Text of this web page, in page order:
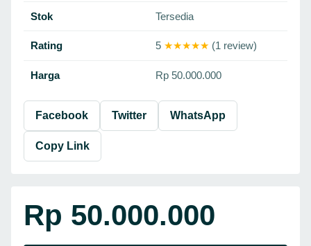
Stok Tersedia
Rating 5 ★★★★★ (1 review)
Harga Rp 50.000.000
Facebook Twitter WhatsApp
Copy Link
Rp 50.000.000